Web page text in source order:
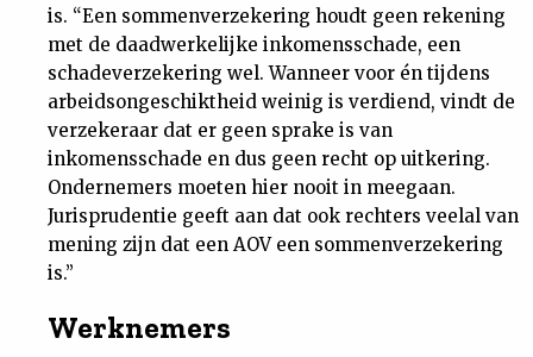
is. “Een sommenverzekering houdt geen rekening
met de daadwerkelijke inkomensschade, een
schadeverzekering wel. Wanneer voor én tijdens
arbeidsongeschiktheid weinig is verdiend, vindt de
verzekeraar dat er geen sprake is van
inkomensschade en dus geen recht op uitkering.
Ondernemers moeten hier nooit in meegaan.
Jurisprudentie geeft aan dat ook rechters veelal van
mening zijn dat een AOV een sommenverzekering
is.”
Werknemers